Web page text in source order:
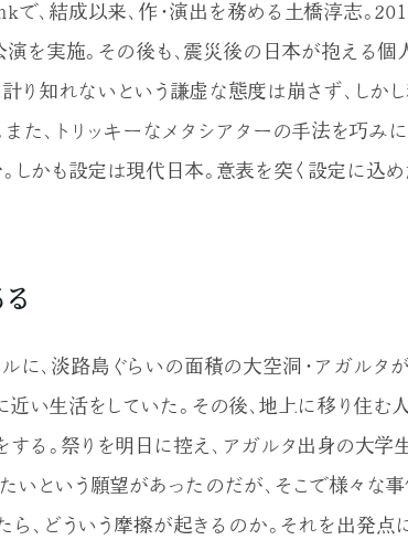
、結成以来、作・演出を務める土橋淳志。
を実施。その後も、震災後の日本が抱える
り知れないという謙虚な態度は崩さず、しか
た、トリッキーなメタシアターの手法を巧み
しかも設定は現代日本。意表を突く設定に込
、淡路島ぐらいの面積の大空洞・アガルタ
い生活をしていた。その後、地上に移り住む
る。祭りを明日に控え、アガルタ出身の大学
いという願望があったのだが、そこで様々な事
、どういう摩擦が起きるのか。それを出発点